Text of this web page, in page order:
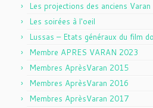
Les projections des anciens Varan
Les soirées à l'oeil
Lussas – Etats généraux du film
Membre APRES VARAN 2023
Membres AprèsVaran 2015
Membres AprèsVaran 2016
Membres AprèsVaran 2017